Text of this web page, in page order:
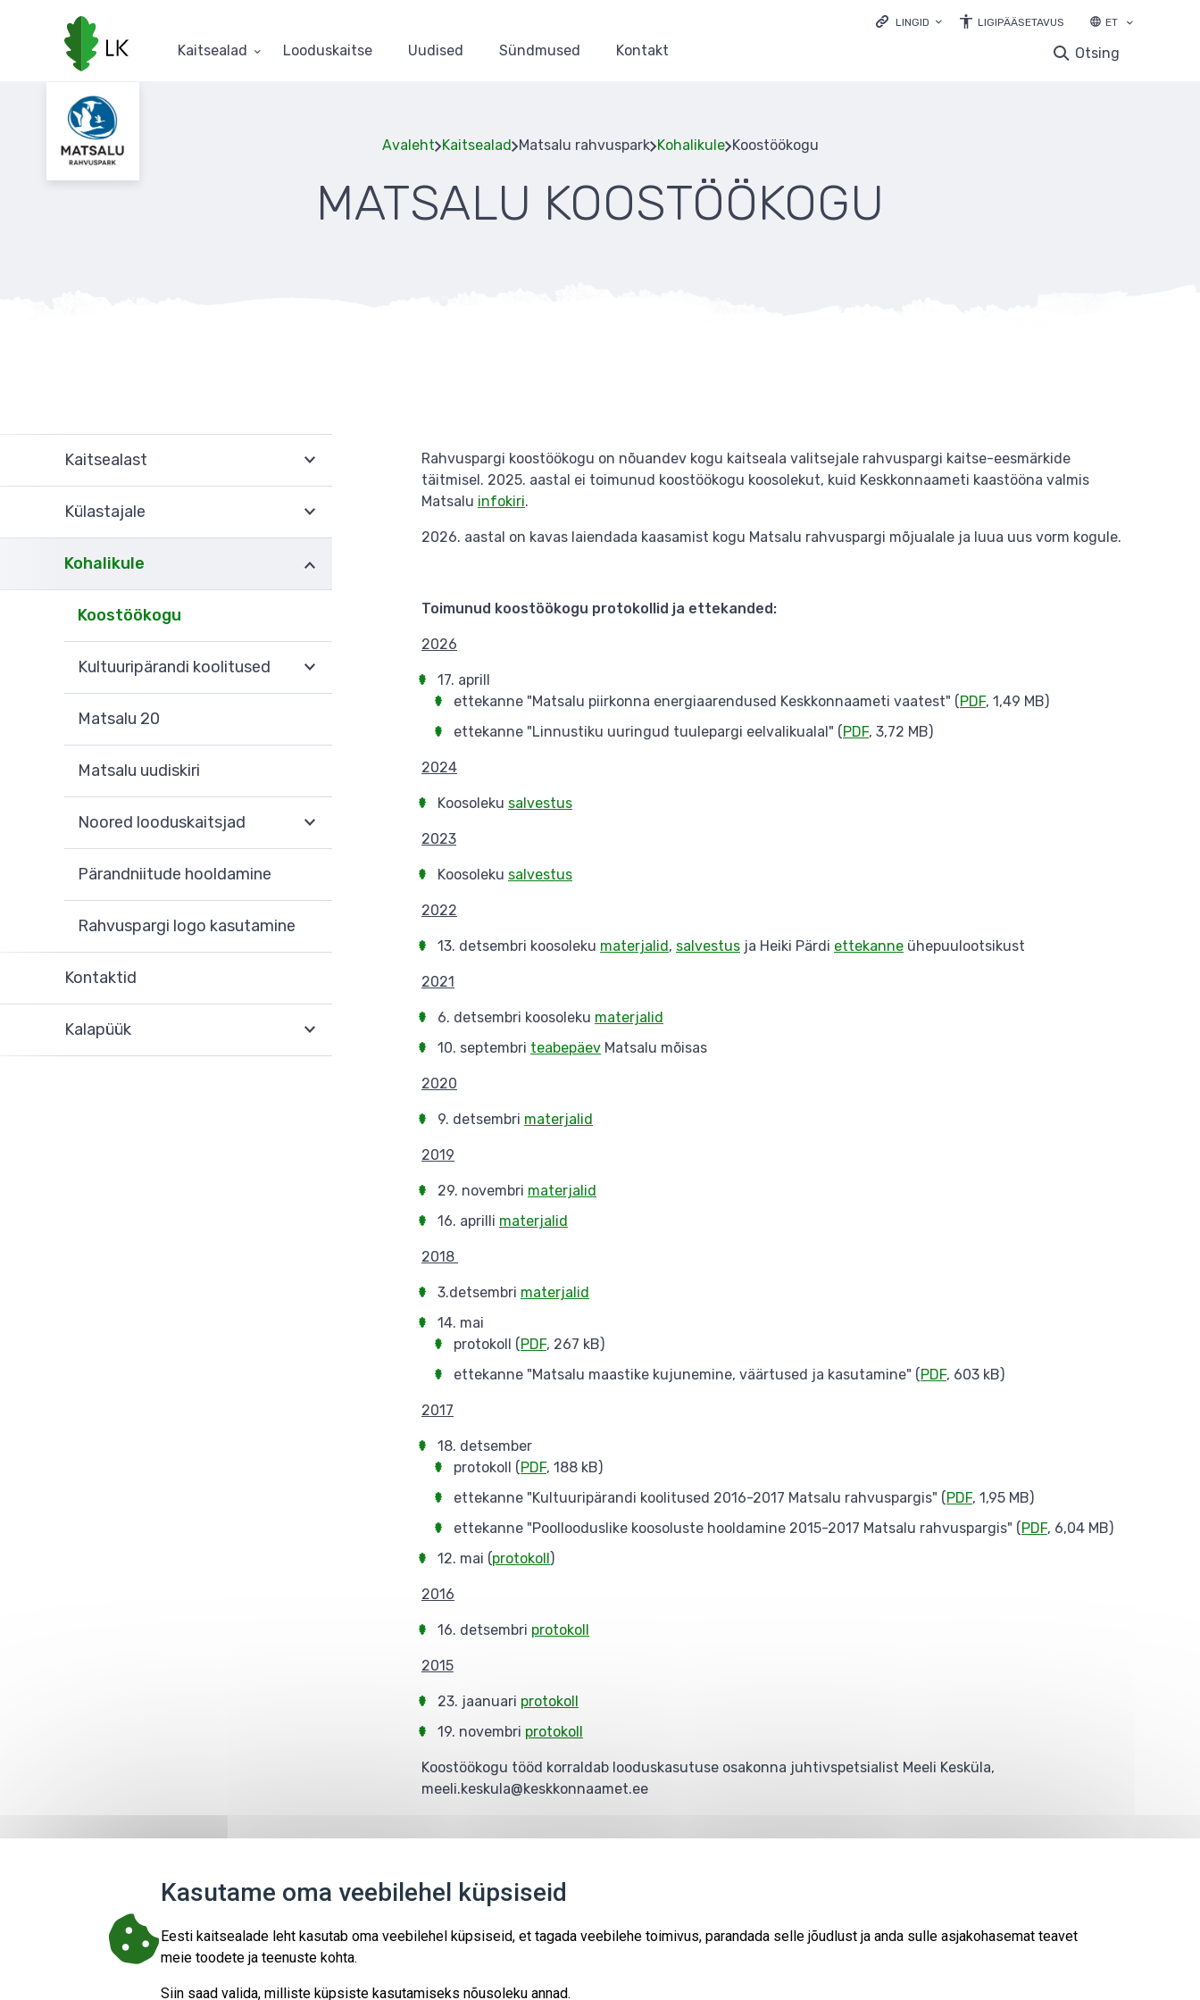
LINGID
LIGIPÄÄSETAVUS ET
Kaitsealad Looduskaitse Uudised Sündmused Kontakt Otsing
Leivapuru
Avaleht Kaitsealad Matsalu rahvuspark Kohalikule Koostöökogu
MATSALU KOOSTÖÖKOGU
Kaitsealast
Külastajale
Kohalikule
Koostöökogu
Kultuuripärandi koolitused
Matsalu 20
Matsalu uudiskiri
Noored looduskaitsjad
Pärandniitude hooldamine
Rahvuspargi logo kasutamine
Kontaktid
Kalapüük
Rahvuspargi koostöökogu on nõuandev kogu kaitseala valitsejale rahvuspargi kaitse-eesmärkide
täitmisel. 2025. aastal ei toimunud koostöökogu koosolekut, kuid Keskkonnaameti kaastööna valmis
Matsalu infokiri.
2026. aastal on kavas laiendada kaasamist kogu Matsalu rahvuspargi mõjualale ja luua uus vorm kogule.
Toimunud koostöökogu protokollid ja ettekanded:
2026
17. aprill
ettekanne "Matsalu piirkonna energiaarendused Keskkonnaameti vaatest" (PDF, 1,49 MB)
ettekanne "Linnustiku uuringud tuulepargi eelvalikualal" (PDF, 3,72 MB)
2024
Koosoleku salvestus
2023
Koosoleku salvestus
2022
13. detsembri koosoleku materjalid, salvestus ja Heiki Pärdi ettekanne ühepuulootsikust
2021
6. detsembri koosoleku materjalid
10. septembri teabepäev Matsalu mõisas
2020
9. detsembri materjalid
2019
29. novembri materjalid
16. aprilli materjalid
2018
3.detsembri materjalid
14. mai
protokoll (PDF, 267 kB)
ettekanne "Matsalu maastike kujunemine, väärtused ja kasutamine" (PDF, 603 kB)
2017
18. detsember
protokoll (PDF, 188 kB)
ettekanne "Kultuuripärandi koolitused 2016-2017 Matsalu rahvuspargis" (PDF, 1,95 MB)
ettekanne "Poollooduslike koosoluste hooldamine 2015-2017 Matsalu rahvuspargis" (PDF, 6,04 MB)
12. mai (protokoll)
2016
16. detsembri protokoll
2015
23. jaanuari protokoll
19. novembri protokoll
Koostöökogu tööd korraldab looduskasutuse osakonna juhtivspetsialist Meeli Kesküla,
meeli.keskula@keskkonnaamet.ee
© 2026KESKKONNAAMETSISUKAARTESITA PÄRING
LIFE-IP projekt "Loodusrikas Eesti"
Euroopa Liit ja abi andev asutus ei vastuta kodulehe sisu eest.
Kasutame oma veebilehel küpsiseid
Eesti kaitsealade leht kasutab oma veebilehel küpsiseid, et tagada veebilehe toimivus, parandada selle jõudlust ja anda sulle asjakohasemat teavet
meie toodete ja teenuste kohta.
Siin saad valida, milliste küpsiste kasutamiseks nõusoleku annad.